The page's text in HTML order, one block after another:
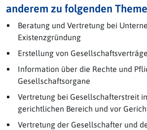
anderem zu folgenden
Beratung und Vertretung bei
Existenz­gründung
Erstellung von
Information über die Rechte und
Gesellschafts­organe
Vertretung bei Gesellschafter­streit
gerichtlichen Bereich und vor
Vertretung der Gesellschafter und